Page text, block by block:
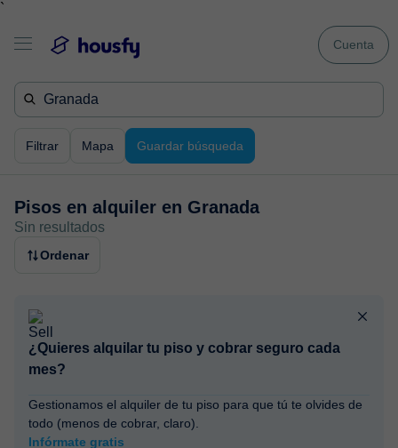
`
Cuenta
Filtrar Mapa Guardar búsqueda
Pisos en alquiler en Granada
Sin resultados
Ordenar
¿Quieres alquilar tu piso y cobrar seguro cada
mes?
Gestionamos el alquiler de tu piso para que tú te olvides de
todo (menos de cobrar, claro).
Infórmate gratis